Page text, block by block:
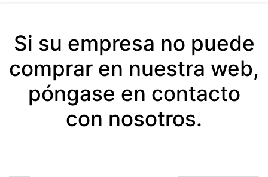
Si su empresa no puede
comprar en nuestra web,
póngase en contacto
con nosotros.